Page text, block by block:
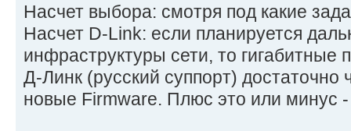
Насчет выбора: смотря под какие
Насчет D-Link: если планируется
инфраструктуры сети, то гигабитные
Д-Линк (русский суппорт) достаточно
новые Firmware. Плюс это или минус